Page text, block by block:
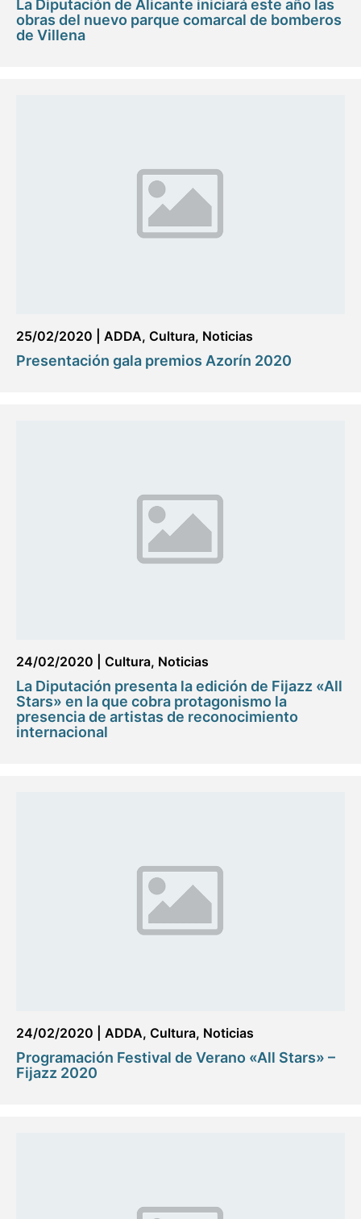
La Diputación de Alicante iniciará este año las
obras del nuevo parque comarcal de bomberos
de Villena
25/02/2020 ADDA, Cultura, Noticias
Presentación gala premios Azorín 2020
24/02/2020 Cultura, Noticias
La Diputación presenta la edición de Fijazz «All
Stars» en la que cobra protagonismo la
presencia de artistas de reconocimiento
internacional
24/02/2020 ADDA, Cultura, Noticias
Programación Festival de Verano «All Stars» –
Fijazz 2020